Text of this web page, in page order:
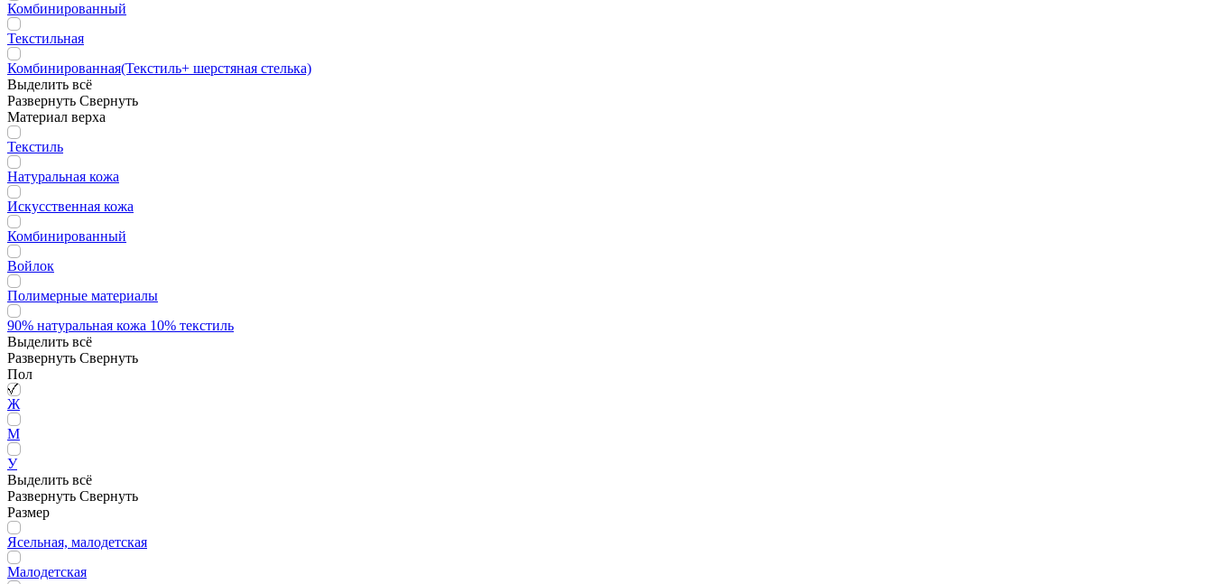
Комбинированный
Текстильная
Комбинированная(Текстиль+ шерстяная стелька)
Выделить всё
Развернуть Свернуть
Материал верха
Текстиль
Натуральная кожа
Искусственная кожа
Комбинированный
Войлок
Полимерные материалы
90% натуральная кожа 10% текстиль
Выделить всё
Развернуть Свернуть
Пол
Ж
М
У
Выделить всё
Развернуть Свернуть
Размер
Ясельная, малодетская
Малодетская